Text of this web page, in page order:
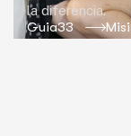
la diferencia.
Guia33